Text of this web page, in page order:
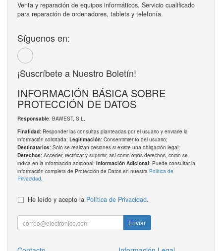
Venta y reparación de equipos informáticos. Servicio cualificado
para reparación de ordenadores, tablets y telefonía.
Síguenos en:
¡Suscríbete a Nuestro Boletín!
INFORMACIÓN BÁSICA SOBRE
PROTECCIÓN DE DATOS
Responsable: BAWEST, S.L.
Finalidad: Responder las consultas planteadas por el usuario y enviarle la
información solicitada; Legitimación: Consentimiento del usuario;
Destinatarios: Solo se realizan cesiones si existe una obligación legal;
Derechos: Acceder, rectificar y suprimir, así como otros derechos, como se
indica en la información adicional; Información Adicional: Puede consultar la
información completa de Protección de Datos en nuestra Política de
Privacidad.
He leído y acepto la Política de Privacidad.
Enviar